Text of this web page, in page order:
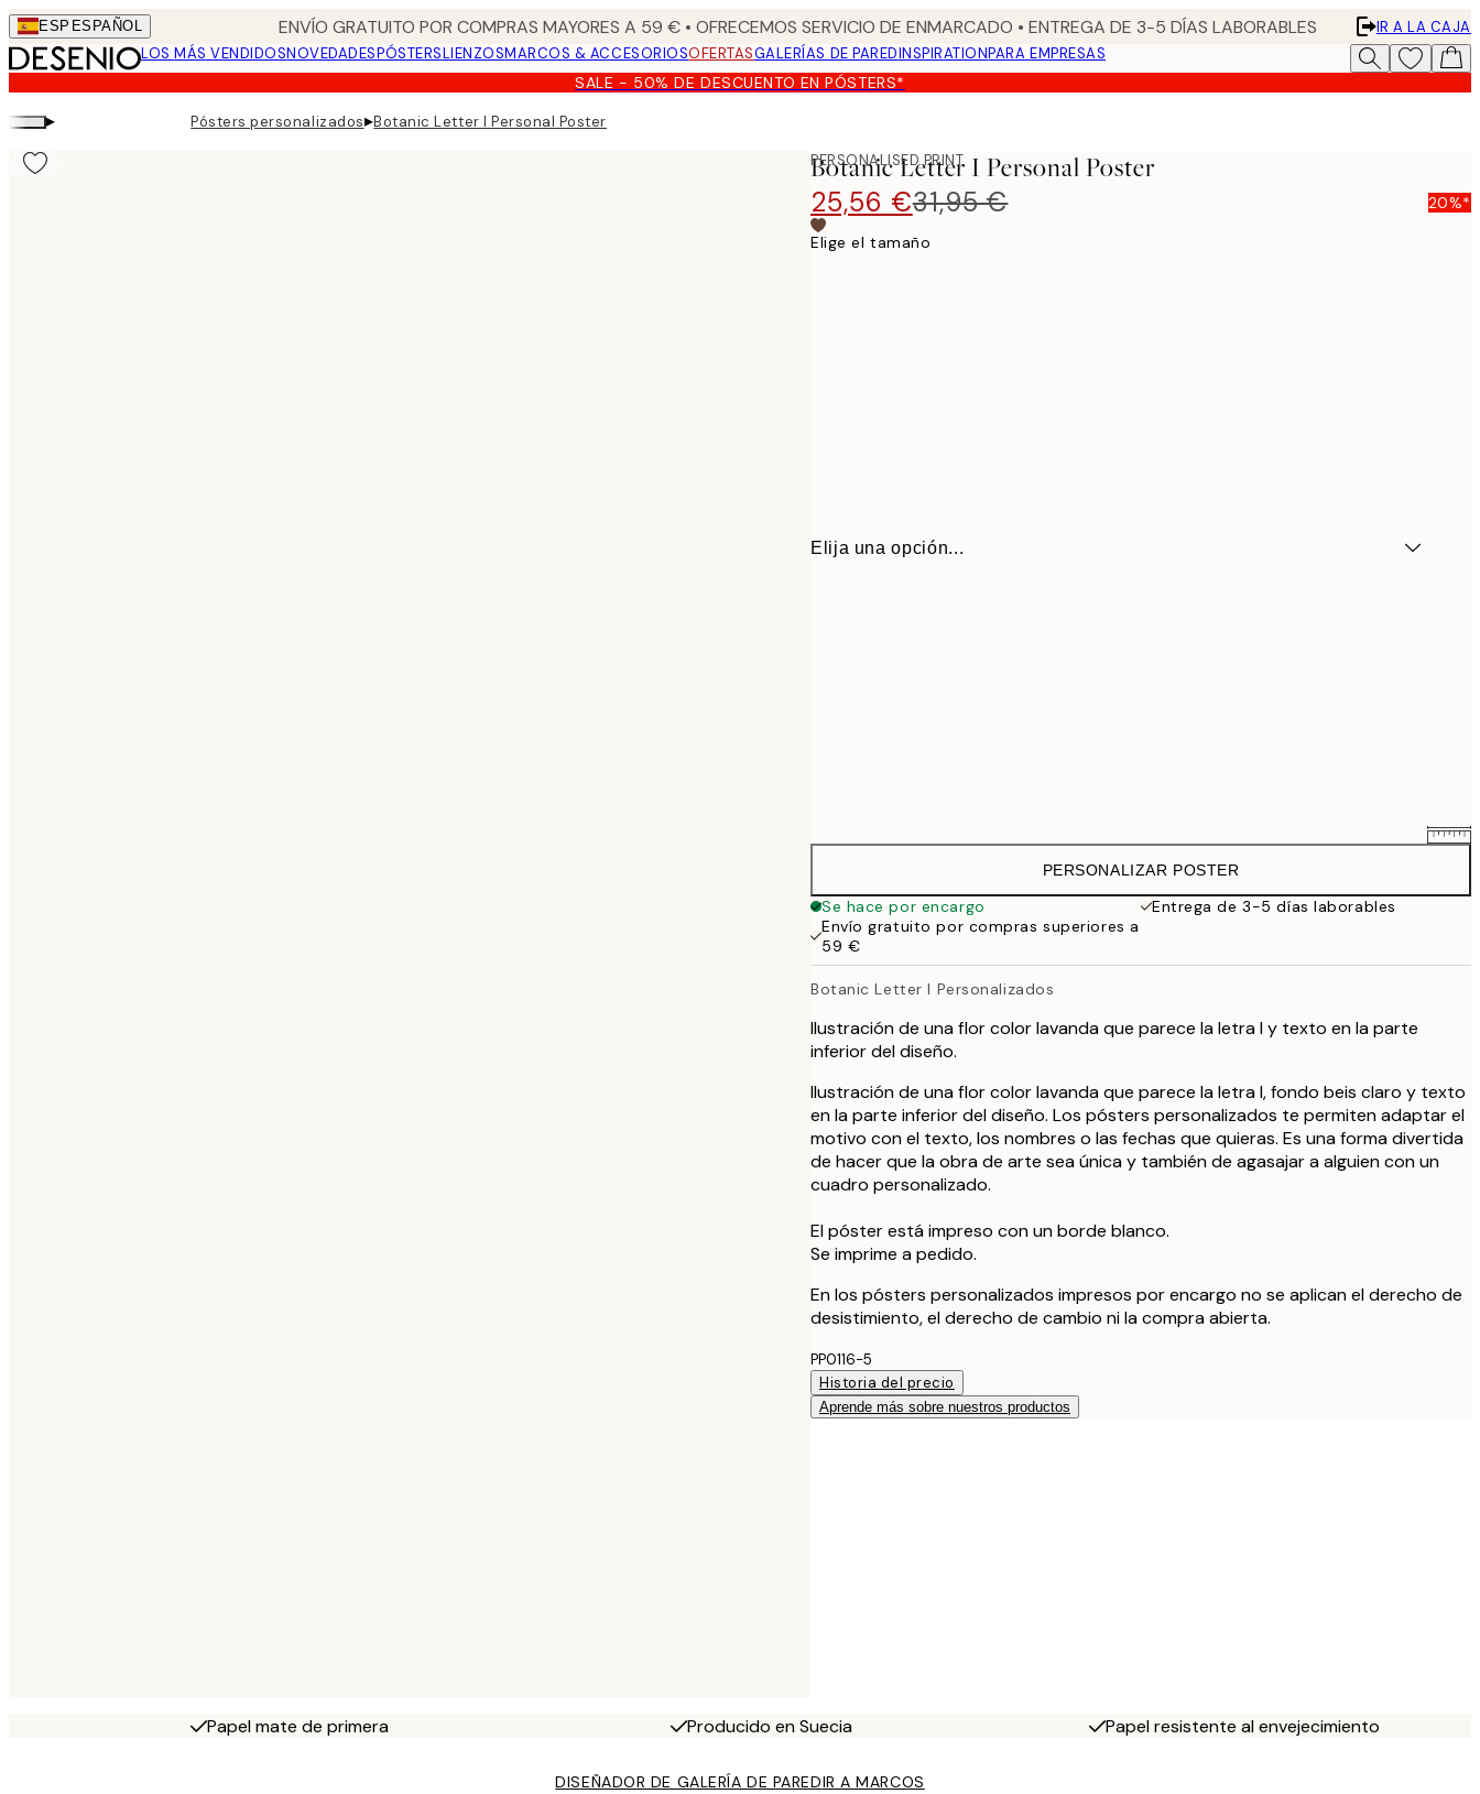
Skip
to
main
content.
ESP ESPAÑOL ENVÍO GRATUITO POR COMPRAS MAYORES A 59 € • OFRECEMOS SERVICIO DE ENMARCADO • ENTREGA DE 3-5 DÍAS LABORABLES
IR A LA CAJA
LOS MÁS VENDIDOSNOVEDADESPÓSTERSLIENZOSMARCOS & ACCESORIOSOFERTASGALERÍAS DE PAREDINSPIRATIONPARA EMPRESAS
SALE - 50% DE DESCUENTO EN PÓSTERS*
▸ Pósters personalizados▸Botanic Letter I Personal Poster
PERSONALISED PRINT
Botanic Letter I Personal Poster
25,56 €31,95 € 20%*
Elige el tamaño
Elija una opción...
31,95 €
50x70 cm
PERSONALIZAR POSTER
Se hace por encargo
Entrega de 3-5 días laborables
Envío gratuito por compras superiores a
59 €
Botanic Letter I Personalizados
Ilustración de una flor color lavanda que parece la letra I y texto en la parte
inferior del diseño.
Ilustración de una flor color lavanda que parece la letra I, fondo beis claro y texto
en la parte inferior del diseño. Los pósters personalizados te permiten adaptar el
motivo con el texto, los nombres o las fechas que quieras. Es una forma divertida
de hacer que la obra de arte sea única y también de agasajar a alguien con un
cuadro personalizado.
El póster está impreso con un borde blanco.
Se imprime a pedido.
En los pósters personalizados impresos por encargo no se aplican el derecho de
desistimiento, el derecho de cambio ni la compra abierta.
PP0116-5
Historia del precio
Aprende más sobre nuestros productos
Papel mate de primera Producido en Suecia Papel resistente al envejecimiento
DISEÑADOR DE GALERÍA DE PAREDIR A MARCOS